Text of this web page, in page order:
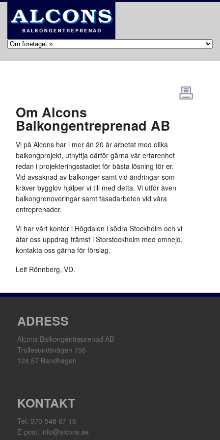
Om Alcons
Balkongentreprenad AB
Vi på Alcons har i mer än 20 år arbetat med olika
balkongprojekt, utnyttja därför gärna vår erfarenhet
redan i projekteringsstadiet för bästa lösning för er.
Vid avsaknad av balkonger samt vid ändringar som
kräver bygglov hjälper vi till med detta. Vi utför även
balkongrenoveringar samt fasadarbeten vid våra
entreprenader.
Vi har vårt kontor i Högdalen i södra Stockholm och vi
åtar oss uppdrag främst i Storstockholm med omnejd,
kontakta oss gärna för förslag.
Leif Rönnberg, VD.
ADRESS
Alcons Balkongentreprenad AB
Trollesundsvägen 155
124 57 Bandhagen
KONTAKT
Tel: 070-548 87 18
E-post: info@alcons.se